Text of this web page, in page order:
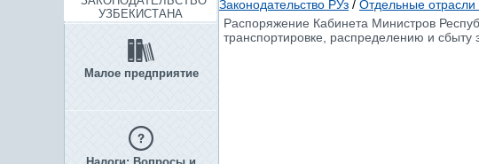
УЗБЕКИСТАНА
Малое предприятие
Законодательство РУз / Отдельные отрасли
Распоряжение Кабинета Министров
транспортировке, распределению и